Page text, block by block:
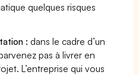
quelques risques
: dans le cadre d’un
pas à livrer en
L’entreprise qui vous